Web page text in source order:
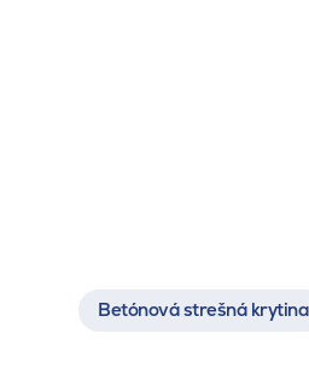
Betónová strešná krytina